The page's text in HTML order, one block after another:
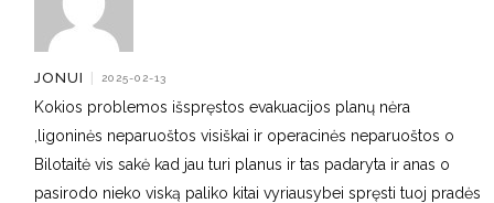
JONUI | 2025-02-13
Kokios problemos išspręstos evakuacijos planų nėra
,ligoninės neparuoštos visiškai ir operacinės neparuoštos o
Bilotaitė vis sakė kad jau turi planus ir tas padaryta ir anas o
pasirodo nieko viską paliko kitai vyriausybei spręsti tuoj pradės